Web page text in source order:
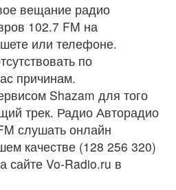
вещание радио
102.7 FM на
или телефоне.
по
причинам.
Shazam для того
трек. Радио Авторадио
слушать онлайн
качестве (128 256 320)
сайте Vo-Radio.ru в